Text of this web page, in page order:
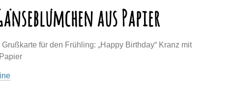
aus Papier
Grußkarte für den Frühling: „Happy Birthday“ Kranz mit